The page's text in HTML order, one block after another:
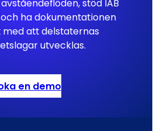
stöd IAB
och ha dokumentationen
med att delstaternas
utvecklas.
en demo